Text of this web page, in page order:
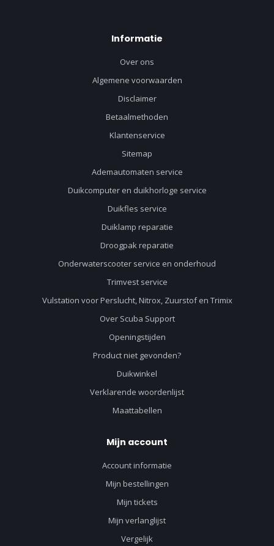
Informatie
Over ons
Algemene voorwaarden
Disclaimer
Betaalmethoden
Klantenservice
Sitemap
Ademautomaten service
Duikcomputer en duikhorloge service
Duikfles service
Duiklamp reparatie
Droogpak reparatie
Onderwaterscooter service en onderhoud
Trimvest service
Vulstation voor Perslucht, Nitrox, Zuurstof en Trimix
Over Scuba Support
Openingstijden
Product niet gevonden?
Duikwinkel
Verklarende woordenlijst
Maattabellen
Mijn account
Account informatie
Mijn bestellingen
Mijn tickets
Mijn verlanglijst
Vergelijk